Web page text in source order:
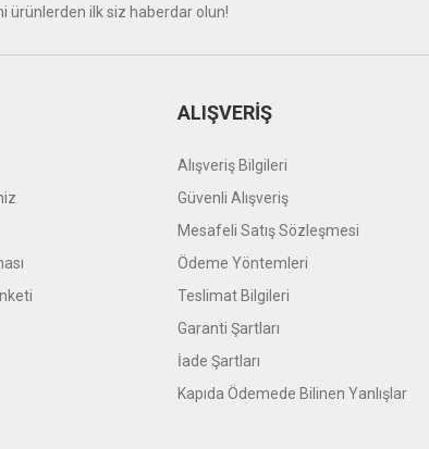
ürünlerden ilk siz haberdar olun!
ALIŞVERİŞ
Alışveriş Bilgileri
Güvenli Alışveriş
Mesafeli Satış Sözleşmesi
Ödeme Yöntemleri
Teslimat Bilgileri
Garanti Şartları
İade Şartları
Kapıda Ödemede Bilinen Yanlışlar